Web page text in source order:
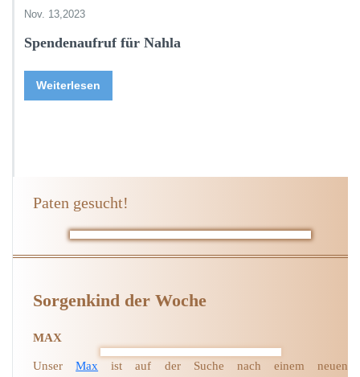
Nov. 13,2023
Spendenaufruf für Nahla
Weiterlesen
Paten gesucht!
Sorgenkind der Woche
MAX
UnserMax ist auf der Suche nach einem neuen